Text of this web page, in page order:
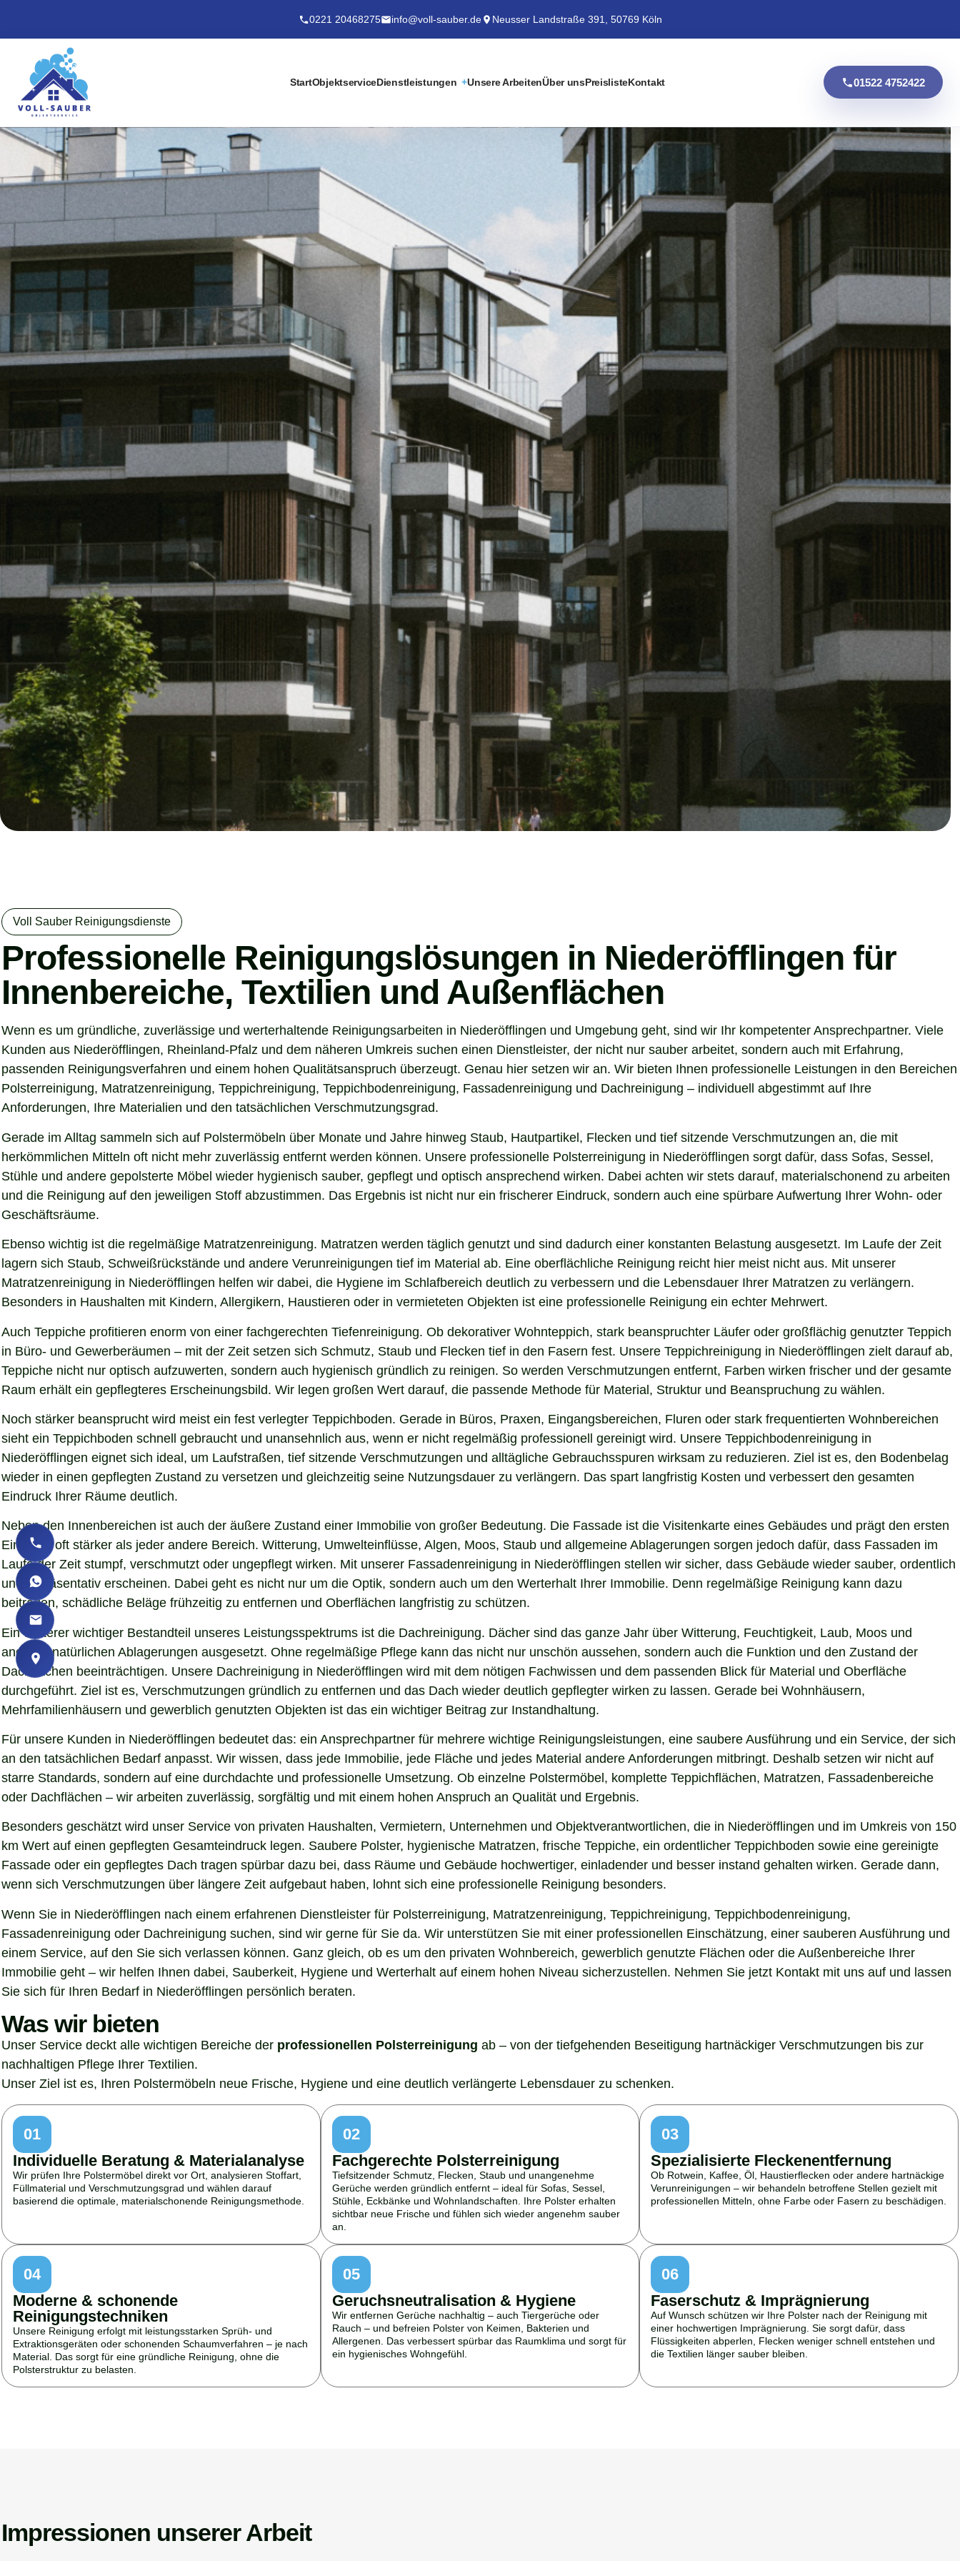
0221 20468275 info@voll-sauber.de Neusser Landstraße 391, 50769 Köln
StartObjektserviceDienstleistungen Unsere ArbeitenÜber unsPreislisteKontakt 01522 4752422
Voll Sauber Reinigungsdienste
Professionelle Reinigungslösungen in Niederöfflingen für
Innenbereiche, Textilien und Außenflächen
Wenn es um gründliche, zuverlässige und werterhaltende Reinigungsarbeiten in Niederöfflingen und Umgebung geht, sind wir Ihr kompetenter Ansprechpartner. Viele
Kunden aus Niederöfflingen, Rheinland-Pfalz und dem näheren Umkreis suchen einen Dienstleister, der nicht nur sauber arbeitet, sondern auch mit Erfahrung,
passenden Reinigungsverfahren und einem hohen Qualitätsanspruch überzeugt. Genau hier setzen wir an. Wir bieten Ihnen professionelle Leistungen in den Bereichen
Polsterreinigung, Matratzenreinigung, Teppichreinigung, Teppichbodenreinigung, Fassadenreinigung und Dachreinigung – individuell abgestimmt auf Ihre
Anforderungen, Ihre Materialien und den tatsächlichen Verschmutzungsgrad.
Gerade im Alltag sammeln sich auf Polstermöbeln über Monate und Jahre hinweg Staub, Hautpartikel, Flecken und tief sitzende Verschmutzungen an, die mit
herkömmlichen Mitteln oft nicht mehr zuverlässig entfernt werden können. Unsere professionelle Polsterreinigung in Niederöfflingen sorgt dafür, dass Sofas, Sessel,
Stühle und andere gepolsterte Möbel wieder hygienisch sauber, gepflegt und optisch ansprechend wirken. Dabei achten wir stets darauf, materialschonend zu arbeiten
und die Reinigung auf den jeweiligen Stoff abzustimmen. Das Ergebnis ist nicht nur ein frischerer Eindruck, sondern auch eine spürbare Aufwertung Ihrer Wohn- oder
Geschäftsräume.
Ebenso wichtig ist die regelmäßige Matratzenreinigung. Matratzen werden täglich genutzt und sind dadurch einer konstanten Belastung ausgesetzt. Im Laufe der Zeit
lagern sich Staub, Schweißrückstände und andere Verunreinigungen tief im Material ab. Eine oberflächliche Reinigung reicht hier meist nicht aus. Mit unserer
Matratzenreinigung in Niederöfflingen helfen wir dabei, die Hygiene im Schlafbereich deutlich zu verbessern und die Lebensdauer Ihrer Matratzen zu verlängern.
Besonders in Haushalten mit Kindern, Allergikern, Haustieren oder in vermieteten Objekten ist eine professionelle Reinigung ein echter Mehrwert.
Auch Teppiche profitieren enorm von einer fachgerechten Tiefenreinigung. Ob dekorativer Wohnteppich, stark beanspruchter Läufer oder großflächig genutzter Teppich
in Büro- und Gewerberäumen – mit der Zeit setzen sich Schmutz, Staub und Flecken tief in den Fasern fest. Unsere Teppichreinigung in Niederöfflingen zielt darauf ab,
Teppiche nicht nur optisch aufzuwerten, sondern auch hygienisch gründlich zu reinigen. So werden Verschmutzungen entfernt, Farben wirken frischer und der gesamte
Raum erhält ein gepflegteres Erscheinungsbild. Wir legen großen Wert darauf, die passende Methode für Material, Struktur und Beanspruchung zu wählen.
Noch stärker beansprucht wird meist ein fest verlegter Teppichboden. Gerade in Büros, Praxen, Eingangsbereichen, Fluren oder stark frequentierten Wohnbereichen
sieht ein Teppichboden schnell gebraucht und unansehnlich aus, wenn er nicht regelmäßig professionell gereinigt wird. Unsere Teppichbodenreinigung in
Niederöfflingen eignet sich ideal, um Laufstraßen, tief sitzende Verschmutzungen und alltägliche Gebrauchsspuren wirksam zu reduzieren. Ziel ist es, den Bodenbelag
wieder in einen gepflegten Zustand zu versetzen und gleichzeitig seine Nutzungsdauer zu verlängern. Das spart langfristig Kosten und verbessert den gesamten
Eindruck Ihrer Räume deutlich.
Neben den Innenbereichen ist auch der äußere Zustand einer Immobilie von großer Bedeutung. Die Fassade ist die Visitenkarte eines Gebäudes und prägt den ersten
Eindruck oft stärker als jeder andere Bereich. Witterung, Umwelteinflüsse, Algen, Moos, Staub und allgemeine Ablagerungen sorgen jedoch dafür, dass Fassaden im
Laufe der Zeit stumpf, verschmutzt oder ungepflegt wirken. Mit unserer Fassadenreinigung in Niederöfflingen stellen wir sicher, dass Gebäude wieder sauber, ordentlich
und repräsentativ erscheinen. Dabei geht es nicht nur um die Optik, sondern auch um den Werterhalt Ihrer Immobilie. Denn regelmäßige Reinigung kann dazu
beitragen, schädliche Beläge frühzeitig zu entfernen und Oberflächen langfristig zu schützen.
Ein weiterer wichtiger Bestandteil unseres Leistungsspektrums ist die Dachreinigung. Dächer sind das ganze Jahr über Witterung, Feuchtigkeit, Laub, Moos und
anderen natürlichen Ablagerungen ausgesetzt. Ohne regelmäßige Pflege kann das nicht nur unschön aussehen, sondern auch die Funktion und den Zustand der
Dachflächen beeinträchtigen. Unsere Dachreinigung in Niederöfflingen wird mit dem nötigen Fachwissen und dem passenden Blick für Material und Oberfläche
durchgeführt. Ziel ist es, Verschmutzungen gründlich zu entfernen und das Dach wieder deutlich gepflegter wirken zu lassen. Gerade bei Wohnhäusern,
Mehrfamilienhäusern und gewerblich genutzten Objekten ist das ein wichtiger Beitrag zur Instandhaltung.
Für unsere Kunden in Niederöfflingen bedeutet das: ein Ansprechpartner für mehrere wichtige Reinigungsleistungen, eine saubere Ausführung und ein Service, der sich
an den tatsächlichen Bedarf anpasst. Wir wissen, dass jede Immobilie, jede Fläche und jedes Material andere Anforderungen mitbringt. Deshalb setzen wir nicht auf
starre Standards, sondern auf eine durchdachte und professionelle Umsetzung. Ob einzelne Polstermöbel, komplette Teppichflächen, Matratzen, Fassadenbereiche
oder Dachflächen – wir arbeiten zuverlässig, sorgfältig und mit einem hohen Anspruch an Qualität und Ergebnis.
Besonders geschätzt wird unser Service von privaten Haushalten, Vermietern, Unternehmen und Objektverantwortlichen, die in Niederöfflingen und im Umkreis von 150
km Wert auf einen gepflegten Gesamteindruck legen. Saubere Polster, hygienische Matratzen, frische Teppiche, ein ordentlicher Teppichboden sowie eine gereinigte
Fassade oder ein gepflegtes Dach tragen spürbar dazu bei, dass Räume und Gebäude hochwertiger, einladender und besser instand gehalten wirken. Gerade dann,
wenn sich Verschmutzungen über längere Zeit aufgebaut haben, lohnt sich eine professionelle Reinigung besonders.
Wenn Sie in Niederöfflingen nach einem erfahrenen Dienstleister für Polsterreinigung, Matratzenreinigung, Teppichreinigung, Teppichbodenreinigung,
Fassadenreinigung oder Dachreinigung suchen, sind wir gerne für Sie da. Wir unterstützen Sie mit einer professionellen Einschätzung, einer sauberen Ausführung und
einem Service, auf den Sie sich verlassen können. Ganz gleich, ob es um den privaten Wohnbereich, gewerblich genutzte Flächen oder die Außenbereiche Ihrer
Immobilie geht – wir helfen Ihnen dabei, Sauberkeit, Hygiene und Werterhalt auf einem hohen Niveau sicherzustellen. Nehmen Sie jetzt Kontakt mit uns auf und lassen
Sie sich für Ihren Bedarf in Niederöfflingen persönlich beraten.
Was wir bieten
Unser Service deckt alle wichtigen Bereiche der professionellen Polsterreinigung ab – von der tiefgehenden Beseitigung hartnäckiger Verschmutzungen bis zur
nachhaltigen Pflege Ihrer Textilien.
Unser Ziel ist es, Ihren Polstermöbeln neue Frische, Hygiene und eine deutlich verlängerte Lebensdauer zu schenken.
01
Individuelle Beratung & Materialanalyse
Wir prüfen Ihre Polstermöbel direkt vor Ort, analysieren Stoffart,
Füllmaterial und Verschmutzungsgrad und wählen darauf
basierend die optimale, materialschonende Reinigungsmethode.
02
Fachgerechte Polsterreinigung
Tiefsitzender Schmutz, Flecken, Staub und unangenehme
Gerüche werden gründlich entfernt – ideal für Sofas, Sessel,
Stühle, Eckbänke und Wohnlandschaften. Ihre Polster erhalten
sichtbar neue Frische und fühlen sich wieder angenehm sauber
an.
03
Spezialisierte Fleckenentfernung
Ob Rotwein, Kaffee, Öl, Haustierflecken oder andere hartnäckige
Verunreinigungen – wir behandeln betroffene Stellen gezielt mit
professionellen Mitteln, ohne Farbe oder Fasern zu beschädigen.
04
Moderne & schonende
Reinigungstechniken
Unsere Reinigung erfolgt mit leistungsstarken Sprüh- und
Extraktionsgeräten oder schonenden Schaumverfahren – je nach
Material. Das sorgt für eine gründliche Reinigung, ohne die
Polsterstruktur zu belasten.
05
Geruchsneutralisation & Hygiene
Wir entfernen Gerüche nachhaltig – auch Tiergerüche oder
Rauch – und befreien Polster von Keimen, Bakterien und
Allergenen. Das verbessert spürbar das Raumklima und sorgt für
ein hygienisches Wohngefühl.
06
Faserschutz & Imprägnierung
Auf Wunsch schützen wir Ihre Polster nach der Reinigung mit
einer hochwertigen Imprägnierung. Sie sorgt dafür, dass
Flüssigkeiten abperlen, Flecken weniger schnell entstehen und
die Textilien länger sauber bleiben.
Impressionen unserer Arbeit